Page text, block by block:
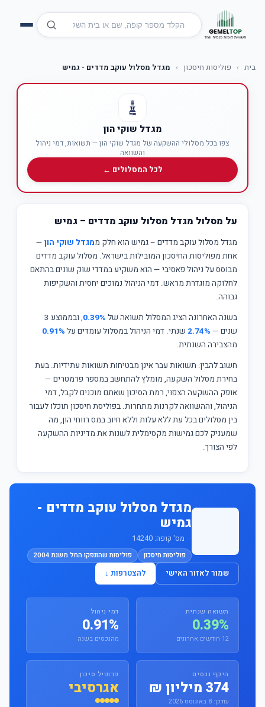
בית › פוליסות חיסכון › מגדל מסלול עוקב מדדים - גמיש
מגדל שוקי הון
צפו בכל מסלולי ההשקעה של מגדל שוקי הון — תשואות, דמי ניהול
והשוואה
לכל המסלולים ←
על מסלול מגדל מסלול עוקב מדדים – גמיש
מגדל מסלול עוקב מדדים – גמיש הוא חלק ממגדל שוקי הון —
אחת מפוליסות החיסכון המובילות בישראל. מסלול עוקב מדדים
מבוסס על ניהול פאסיבי — הוא משקיע במדדי שוק שונים בהתאם
לחלוקה מוגדרת מראש. דמי הניהול נמוכים יחסית והשקיפות
גבוהה.
בשנה האחרונה הציג המסלול תשואה של 0.39%
, ובממוצע 3
שנים — 2.74% שנתי. דמי הניהול במסלול עומדים על 0.91%
מהצבירה השנתית.
חשוב להבין: תשואות עבר אינן מבטיחות תשואות עתידיות. בעת
בחירת מסלול השקעה, מומלץ להתחשב במספר פרמטרים —
אופק ההשקעה הצפוי, רמת הסיכון שאתם מוכנים לקבל, דמי
הניהול, וההשוואה לקרנות מתחרות. בפוליסת חיסכון תוכלו לעבור
בין מסלולים בכל עת ללא עלות וללא חיוב במס רווחי הון, מה
שמעניק לכם גמישות מקסימלית לשנות את מדיניות ההשקעה
לפי הצורך.
מגדל מסלול עוקב מדדים -
גמיש
· מס' קופה: 14240
פוליסות חיסכון פוליסות שהונפקו החל משנת 2004
שמור לאזור האישי להצטרפות ↓
תשואה שנתית
0.39%
12 חודשים אחרונים
דמי ניהול
0.91%
מהנכסים בשנה
היקף נכסים
374 מיליון ₪
עודכן: 8 באוגוסט 2026
פרופיל סיכון
אגרסיבי